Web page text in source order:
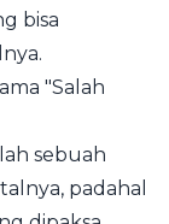
bisa
"Salah
sebuah
padahal